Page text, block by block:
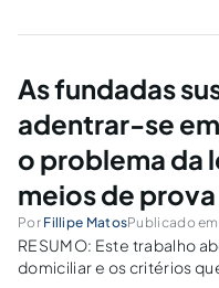
Capital (PCC). A
interceptação de...
As fundadas
adentrar-se
o problema da
meios de prova
Por Fillipe MatosPublicado em
RESUMO: Este trabalho
domiciliar e os critérios